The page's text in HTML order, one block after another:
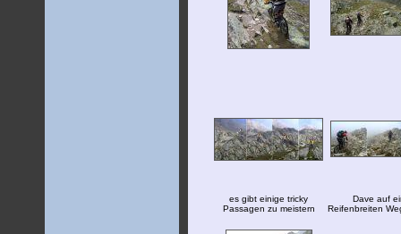
es gibt einige tricky
Passagen zu meistern
Dave auf
Reifenbreiten